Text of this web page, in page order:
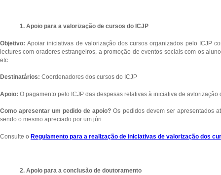
1. Apoio para a valorização de cursos do ICJP
Objetivo:Apoiar iniciativas de valorização dos cursos organizados pelo ICJP
lectures com oradores estrangeiros, a promoção de eventos sociais com os
etc
Destinatários: Coordenadores dos cursos do ICJP
Apoio: O pagamento pelo ICJP das despesas relativas à iniciativa de avlorização
Como apresentar um pedido de apoio? Os pedidos devem ser apresentados
sendo o mesmo apreciado por um júri
Consulte o Regulamento para a realização de iniciativas de valorização dos
2. Apoio para a conclusão de doutoramento